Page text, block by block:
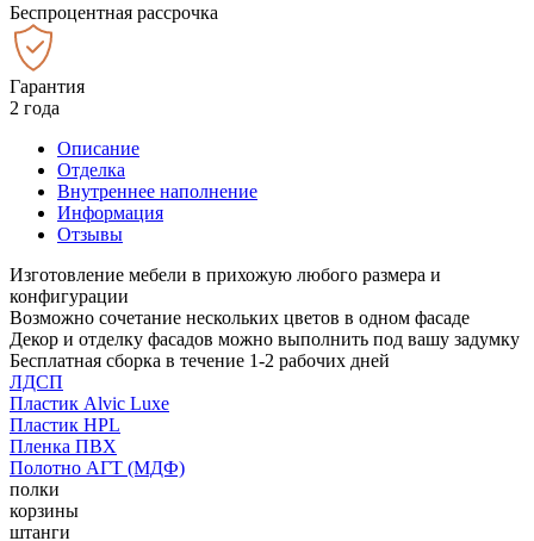
Беспроцентная рассрочка
Гарантия
2 года
Описание
Отделка
Внутреннее наполнение
Информация
Отзывы
Изготовление мебели в прихожую любого размера и
конфигурации
Возможно сочетание нескольких цветов в одном фасаде
Декор и отделку фасадов можно выполнить под вашу задумку
Бесплатная сборка в течение 1-2 рабочих дней
ЛДСП
Пластик Alvic Luxe
Пластик HPL
Пленка ПВХ
Полотно АГТ (МДФ)
полки
корзины
штанги